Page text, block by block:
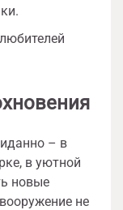
– в
в уютной
новые
не